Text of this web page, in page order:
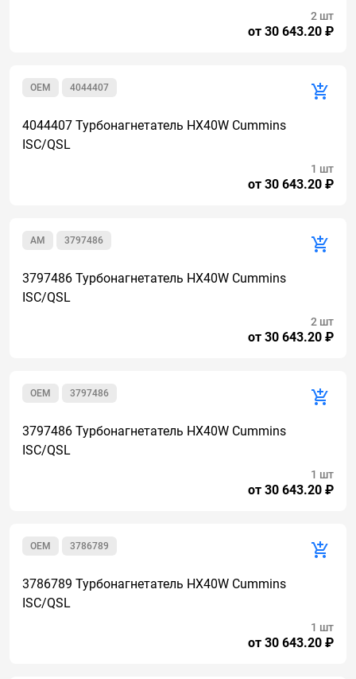
от 30 643.20 ₽
2 шт
4044407
OEM
4044407 Турбонагнетатель HX40W Cummins
ISC/QSL
от 30 643.20 ₽
1 шт
3797486
AM
3797486 Турбонагнетатель HX40W Cummins
ISC/QSL
от 30 643.20 ₽
2 шт
3797486
OEM
3797486 Турбонагнетатель HX40W Cummins
ISC/QSL
от 30 643.20 ₽
1 шт
3786789
OEM
3786789 Турбонагнетатель HX40W Cummins
ISC/QSL
от 30 643.20 ₽
1 шт